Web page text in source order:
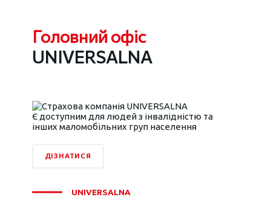
Головний офіс
UNIVERSALNA
Є доступним для людей з інвалідністю та
інших маломобільних груп населення
ДІЗНАТИСЯ
UNIVERSALNA